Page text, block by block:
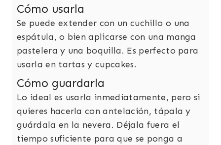
Cómo usarla
Se puede extender con un cuchillo o una
espátula, o bien aplicarse con una manga
pastelera y una boquilla. Es perfecto para
usarla en tartas y cupcakes.
Cómo guardarla
Lo ideal es usarla inmediatamente, pero si
quieres hacerla con antelación, tápala y
guárdala en la nevera. Déjala fuera el
tiempo suficiente para que se ponga a